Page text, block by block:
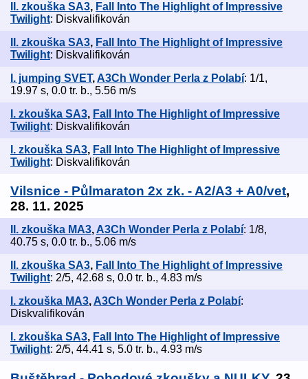
II. zkouška SA3, Fall Into The Highlight of Impressive
Twilight: Diskvalifikován
II. zkouška SA3, Fall Into The Highlight of Impressive
Twilight: Diskvalifikován
I. jumping SVET,A3Ch Wonder Perla z Polabí: 1/1,
19.97 s, 0.0 tr. b., 5.56 m/s
I. zkouška SA3, Fall Into The Highlight of Impressive
Twilight: Diskvalifikován
I. zkouška SA3, Fall Into The Highlight of Impressive
Twilight: Diskvalifikován
Vilsnice - Půlmaraton 2x zk. - A2/A3 + A0/vet,
28. 11. 2025
II. zkouška MA3, A3Ch Wonder Perla z Polabí: 1/8,
40.75 s, 0.0 tr. b., 5.06 m/s
II. zkouška SA3, Fall Into The Highlight of Impressive
Twilight: 2/5, 42.68 s, 0.0 tr. b., 4.83 m/s
I. zkouška MA3, A3Ch Wonder Perla z Polabí:
Diskvalifikován
I. zkouška SA3, Fall Into The Highlight of Impressive
Twilight: 2/5, 44.41 s, 5.0 tr. b., 4.93 m/s